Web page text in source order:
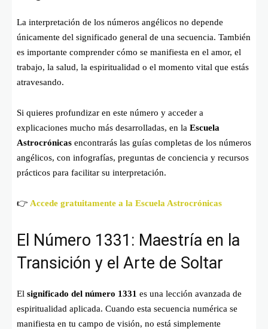
La interpretación de los números angélicos no depende
únicamente del significado general de una secuencia. También
es importante comprender cómo se manifiesta en el amor, el
trabajo, la salud, la espiritualidad o el momento vital que estás
atravesando.
Si quieres profundizar en este número y acceder a
explicaciones mucho más desarrolladas, en la Escuela
Astrocrónicas encontrarás las guías completas de los números
angélicos, con infografías, preguntas de conciencia y recursos
prácticos para facilitar su interpretación.
👉 Accede gratuitamente a la Escuela Astrocrónicas
El Número 1331: Maestría en la
Transición y el Arte de Soltar
El significado del número 1331 es una lección avanzada de
espiritualidad aplicada. Cuando esta secuencia numérica se
manifiesta en tu campo de visión, no está simplemente